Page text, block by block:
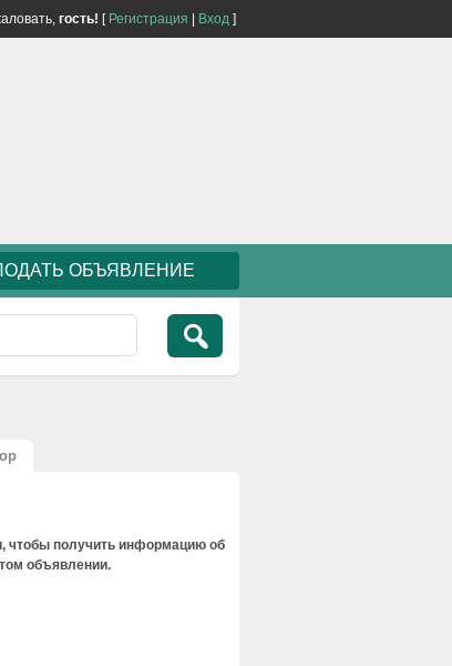
гость! [ Регистрация Вход ]
ОБЪЯВЛЕНИЕ
чтобы получить информацию об
объявлении.